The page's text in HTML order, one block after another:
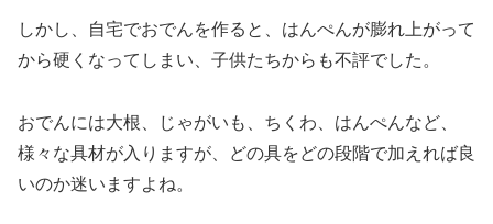
しかし、自宅でおでんを作ると、はんぺんが膨れ上がって
から硬くなってしまい、子供たちからも不評でした。
おでんには大根、じゃがいも、ちくわ、はんぺんなど、
様々な具材が入りますが、どの具をどの段階で加えれば良
いのか迷いますよね。